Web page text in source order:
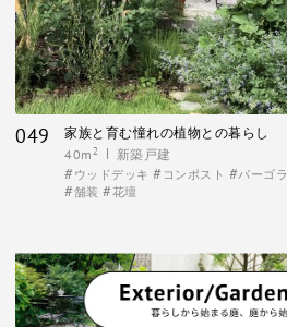
049
家族と育む憧れの植物との暮らし
40m 2 新築戸建
ウッドデッキ コンポスト パーゴラ
舗装
花壇